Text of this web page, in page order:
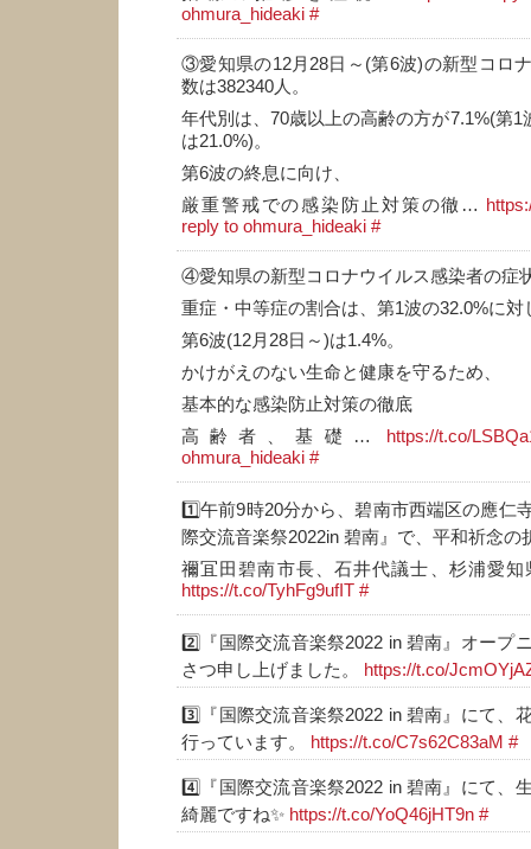
ohmura_hideaki #
③愛知県の12月28日～(第6波)の新型コロ
数は382340人。
年代別は、70歳以上の高齢の方が7.1%(第1
は21.0%)。
第6波の終息に向け、
厳重警戒での感染防止対策の徹…
reply to ohmura_hideaki #
④愛知県の新型コロナウイルス感染者の症
重症・中等症の割合は、第1波の32.0%に対
第6波(12月28日～)は1.4%。
かけがえのない生命と健康を守るため、
基本的な感染防止対策の徹底
高齢者、基礎…
https://t.co/
ohmura_hideaki #
1️⃣午前9時20分から、碧南市西端区の應仁
際交流音楽祭2022in 碧南』で、平和祈念の
禰冝田碧南市長、石井代議士、杉浦愛
https://t.co/TyhFg9ufIT #
2️⃣『国際交流音楽祭2022 in 碧南』オープ
さつ申し上げました。
https://t.co/
3️⃣『国際交流音楽祭2022 in 碧南』にて、
行っています。
https://t.co/C7s62C83aM #
4️⃣『国際交流音楽祭2022 in 碧南』にて、
綺麗ですね✨ https://t.co/YoQ46jHT9n #